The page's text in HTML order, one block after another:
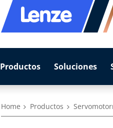
Productos Soluciones
Home Productos